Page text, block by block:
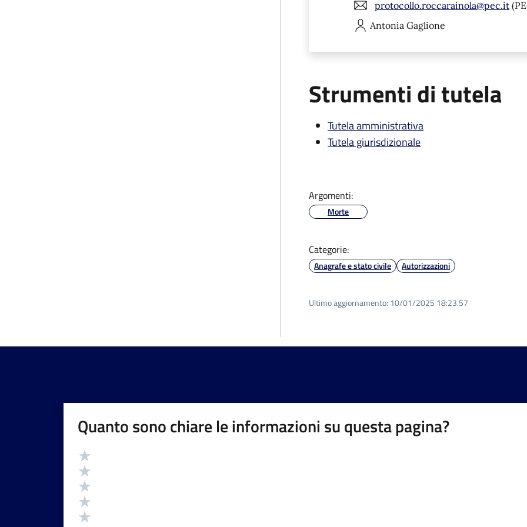
protocollo.roccarainola@pec.it
Antonia Gaglione
Strumenti di tutela
Tutela amministrativa
Tutela giurisdizionale
Argomenti:
Morte
Categorie:
Anagrafe e stato civile Autorizzazioni
Ultimo aggiornamento: 10/01/2025 18:23.57
Quanto sono chiare le informazioni su questa pagina?
Valutazione